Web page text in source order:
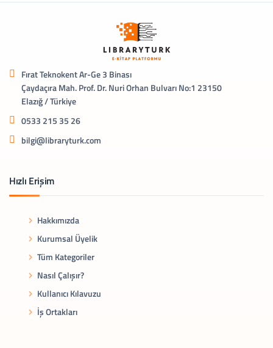
Fırat Teknokent Ar-Ge 3 Binası
Çaydaçıra Mah. Prof. Dr. Nuri Orhan Bulvarı No:1 23150
Elazığ / Türkiye
0533 215 35 26
bilgi@libraryturk.com
Hızlı Erişim
Hakkımızda
Kurumsal Üyelik
Tüm Kategoriler
Nasıl Çalışır?
Kullanıcı Kılavuzu
İş Ortakları